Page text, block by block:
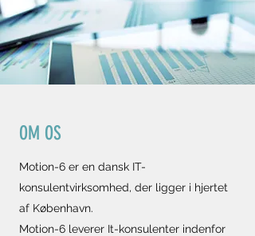
OM OS
Motion-6 er en dansk IT-
konsulentvirksomhed, der ligger i hjertet
af København.
Motion-6 leverer It-konsulenter indenfor